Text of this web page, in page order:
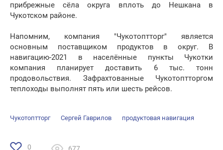
прибрежные сёла округа вплоть до Нешкана в
Чукотском районе.
Напомним, компания "Чукотоптторг" является
основным поставщиком продуктов в округ. В
навигацию-2021 в населённые пункты Чукотки
компания планирует доставить 6 тыс. тонн
продовольствия. Зафрахтованные Чукотоптторгом
теплоходы выполнят пять или шесть рейсов.
Чукотоптторг Сергей Гаврилов продуктовая навигация
0